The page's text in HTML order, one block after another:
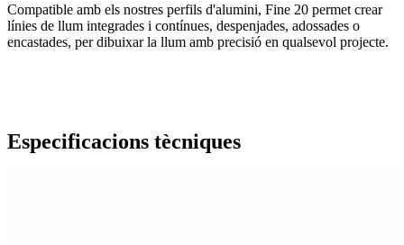
Compatible amb els nostres perfils d'alumini, Fine 20 permet crear
línies de llum integrades i contínues, despenjades, adossades o
encastades, per dibuixar la llum amb precisió en qualsevol projecte.
Especificacions tècniques